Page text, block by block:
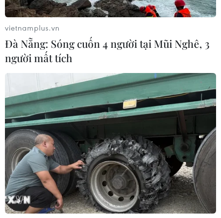
Lai Châu: Phá chuyên án đánh bạc dưới
hình thức ghi lô, đề
09/06/2023 23:27
Các đối tượng bán số lô đề cho người quen, đồng thời
sử dụng chức năng nhắn tin qua mạng xã hội để đối
chiếu thắng thua, sau đó xóa ngay để tránh bị phát
hiện.
vietnamplus.vn
Đà Nẵng: Sóng cuốn 4 người tại Mũi Nghê, 3
người mất tích